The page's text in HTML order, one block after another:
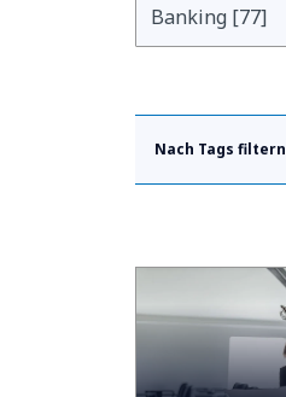
Nach Tags filtern